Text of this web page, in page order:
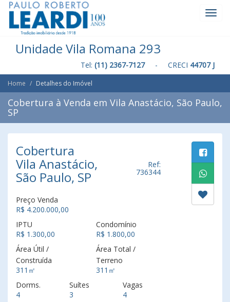
Unidade Vila Romana 293
Tel: (11) 2367-7127- CRECI 44707 J
Home Detalhes do Imóvel
Cobertura à Venda em Vila Anastácio, São Paulo,
SP
Cobertura
Vila Anastácio,
São Paulo, SP
Ref:
736344
Preço Venda
R$ 4.200.000,00
IPTU
R$ 1.300,00
Condomínio
R$ 1.800,00
Área Útil /
Construída
311㎡
Área Total /
Terreno
311㎡
Dorms.
4
Suítes
3
Vagas
4